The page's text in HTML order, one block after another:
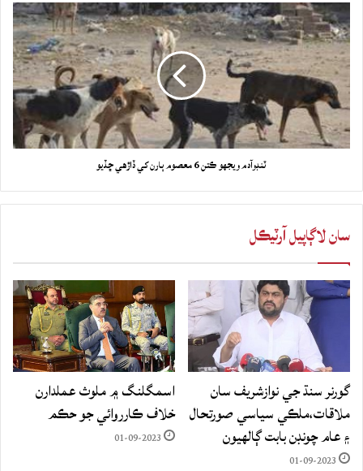
ٽنڊوآدم ويجهو ڪتن 6 معصوم ٻارن کي ڏاڙهي ڇڏيو
سان لاڳاپيل آرٽيڪل
گورنر سنڌ جي نوازشريف سان
ملاقات،ملڪي سياسي صورتحال
۽ عام چونڊن بابت ڳالهيون
01-09-2023
اسمگلنگ ۾ ملوث عملدارن
خلاف ڪارروائي جو حڪم
01-09-2023